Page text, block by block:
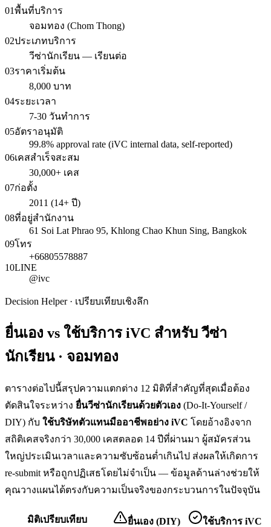
01พื้นที่บริการ
จอมทอง (Chom Thong)
02ประเภทบริการ
วีซ่านักเรียน — เรียนต่อ
03ราคาเริ่มต้น
8,000 บาท
04ระยะเวลา
7-30 วันทำการ
05อัตราอนุมัติ
99.8% approval rate (iVC internal data, self-reported)
06เคสสำเร็จสะสม
30,000+ เคส
07ก่อตั้ง
2011 (14+ ปี)
08ที่อยู่สำนักงาน
61 Soi Lat Phrao 95, Khlong Chao Khun Sing, Bangkok
09โทร
+66805578887
10LINE
@ivc
Decision Helper · เปรียบเทียบเชิงลึก
ยื่นเอง vs ใช้บริการ iVC สำหรับวีซ่า
นักเรียน · จอมทอง
ตารางต่อไปนี้สรุปความแตกต่าง 12 มิติที่สำคัญที่สุดเมื่อต้อง
ตัดสินใจระหว่าง ยื่นวีซ่านักเรียนด้วยตัวเอง (Do-It-Yourself /
DIY) กับ ใช้บริษัทตัวแทนมืออาชีพอย่าง iVC โดยอ้างอิงจาก
สถิติเคสจริงกว่า 30,000 เคสตลอด 14 ปีที่ผ่านมา ผู้สมัครส่วน
ใหญ่ประเมินเวลาและความซับซ้อนต่ำเกินไป ส่งผลให้เกิดการ
re-submit หรือถูกปฏิเสธโดยไม่จำเป็น — ข้อมูลด้านล่างช่วยให้
คุณวางแผนได้ตรงกับความเป็นจริงของกระบวนการในปัจจุบัน
มิติเปรียบเทียบ ยื่นเอง (DIY) ใช้บริการ iVC